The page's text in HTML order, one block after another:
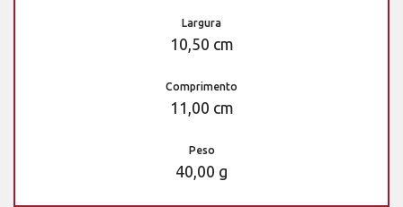
Largura
10,50 cm
Comprimento
11,00 cm
Peso
40,00 g